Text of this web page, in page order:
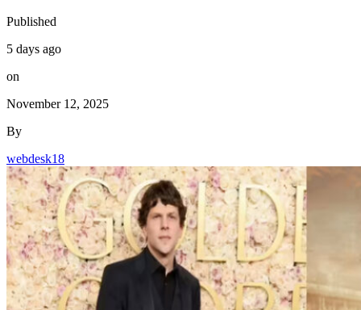
Published
5 days ago
on
November 12, 2025
By
webdesk18